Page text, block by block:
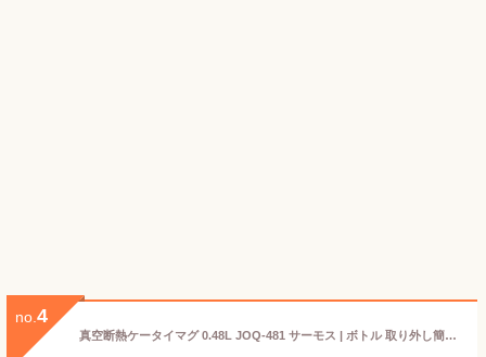
no. 4
真空断熱ケータイマグ 0.48L JOQ-481 サーモス | ボトル 取り外し簡単 食洗機対応 食洗機 パッキン一体型 お手入れ簡単 真空断熱構造 保温 保冷 タンブラー マイボトル カップ 蓋付き 携帯 マグ マグボトル 水筒 持ち運び 通勤 オフィス 保温マグ 保冷マグ サーモスマグ